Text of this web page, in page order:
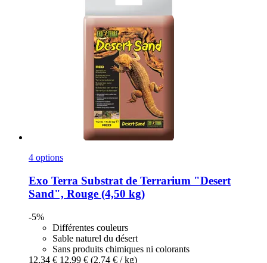
4 options
Exo Terra Substrat de Terrarium "Desert
Sand", Rouge (4,50 kg)
-5%
Différentes couleurs
Sable naturel du désert
Sans produits chimiques ni colorants
12,34 € 12,99 € (2,74 € / kg)